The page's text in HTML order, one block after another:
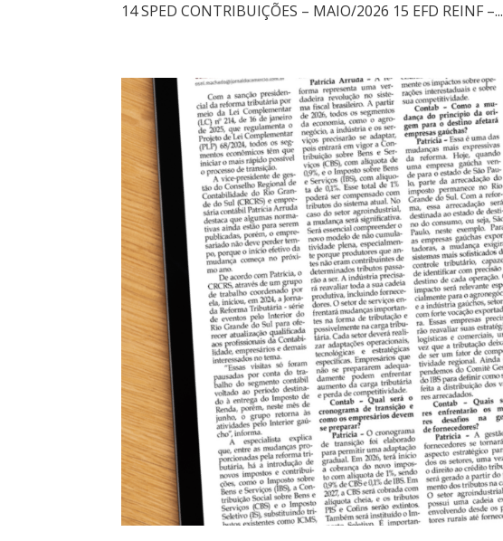
14 SPED CONTRIBUIÇÕES – MAIO/2026 15 EFD REINF –...